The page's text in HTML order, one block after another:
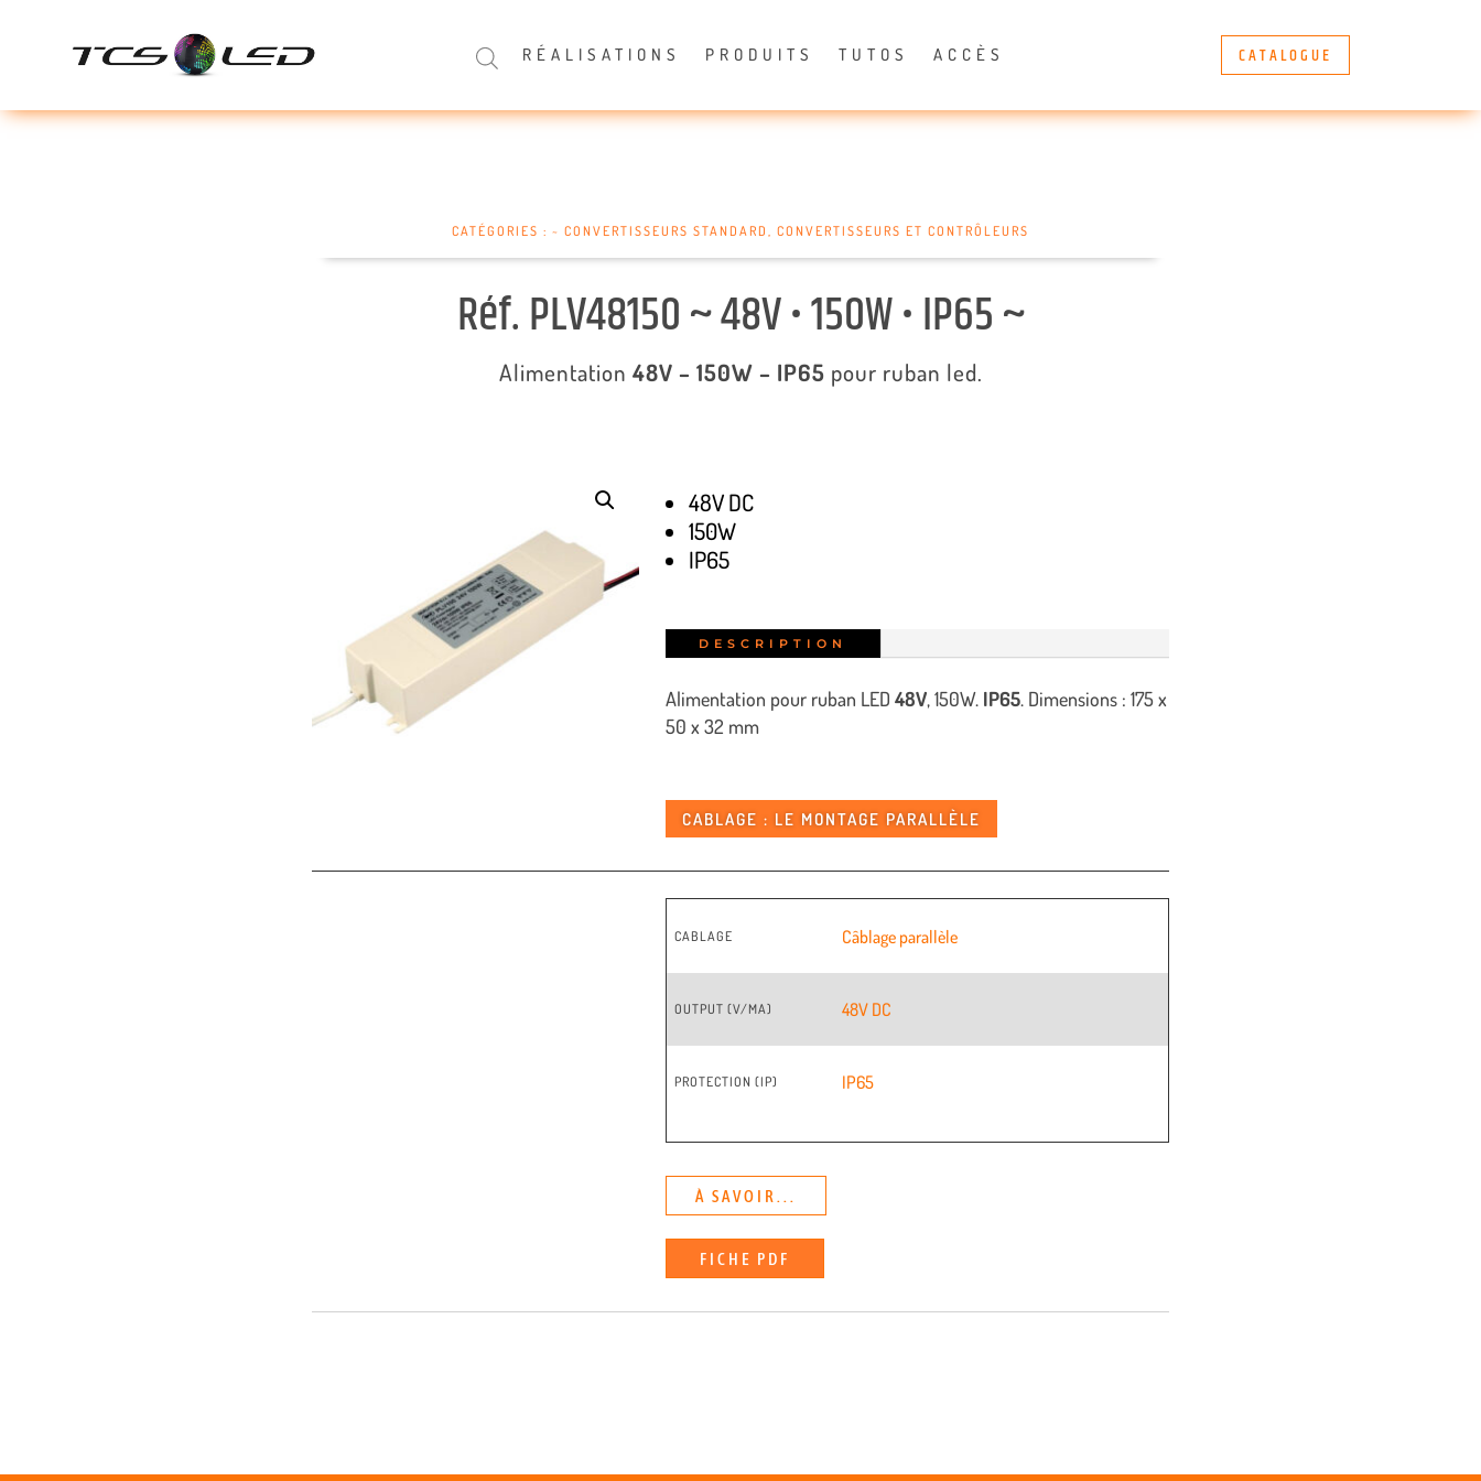
RÉALISATIONS PRODUITS TUTOS ACCÈS CATALOGUE
CATÉGORIES : ~ CONVERTISSEURS STANDARD , CONVERTISSEURS ET CONTRÔLEURS
Réf. PLV48150 ~ 48V • 150W • IP65 ~
Alimentation 48V – 150W – IP65 pour ruban led.
48V DC
150W
IP65
DESCRIPTION
Alimentation pour ruban LED 48V, 150W. IP65. Dimensions : 175 x
50 x 32 mm
CABLAGE : LE MONTAGE PARALLÈLE
CABLAGE Câblage parallèle
OUTPUT (V/MA) 48V DC
PROTECTION (IP) IP65
À SAVOIR...
FICHE PDF